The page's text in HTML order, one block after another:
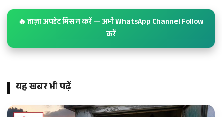
🔥 ताज़ा अपडेट मिस न करें — अभी WhatsApp Channel Follow
करें
यह खबर भी पढ़ें